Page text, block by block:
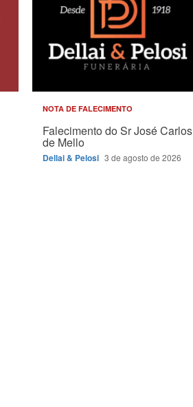
NOTA DE FALECIMENTO
Falecimento do Sr José Carlos
de Mello
Dellai & Pelosi 3 de agosto de 2026